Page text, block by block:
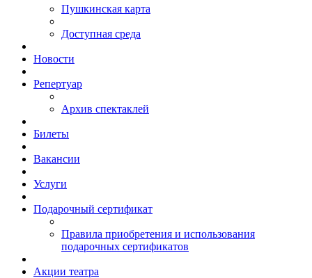
Пушкинская карта
Доступная среда
Новости
Репертуар
Архив спектаклей
Билеты
Вакансии
Услуги
Подарочный сертификат
Правила приобретения и использования
подарочных сертификатов
Акции театра